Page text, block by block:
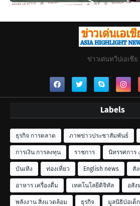
ข่าวเด่นทวีปเอเชีย
Labels
ธุรกิจ การตลาด ภาพข่าวประชาสัมพันธ์
การเงิน การลงทุน ราชการ นิทรรศการ
บันเทิง ท่องเที่ยว English news สั
อาหาร เครื่องดื่ม เทคโนโลยีดิจิทัล อสัง
พลังงาน สิ่งแวดล้อม ธุรกิจ มูลนิธิป่อเต็